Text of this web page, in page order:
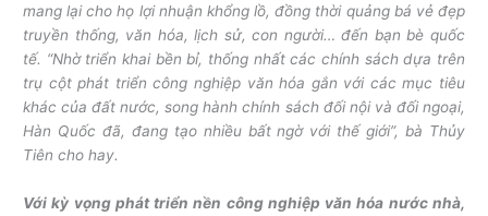
mang lại cho họ lợi nhuận khổng lồ, đồng thời quảng bá vẻ đẹp
truyền thống, văn hóa, lịch sử, con người… đến bạn bè quốc
tế. “Nhờ triển khai bền bỉ, thống nhất các chính sách dựa trên
trụ cột phát triển công nghiệp văn hóa gắn với các mục tiêu
khác của đất nước, song hành chính sách đối nội và đối ngoại,
Hàn Quốc đã, đang tạo nhiều bất ngờ với thế giới”, bà Thủy
Tiên cho hay.
Với kỳ vọng phát triển nền công nghiệp văn hóa nước nhà,